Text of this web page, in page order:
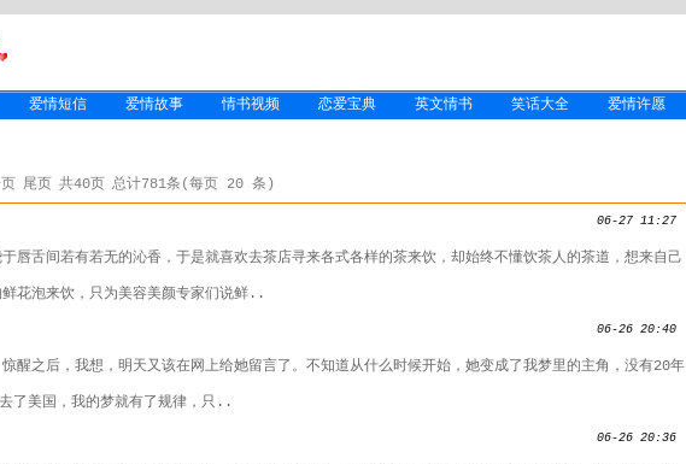
爱情短信 爱情故事 情书视频 恋爱宝典 英文情书 笑话大全 爱情许愿
页 尾页 共40页 总计781条(每页 20 条)
06-27 11:27
唇舌间若有若无的沁香，于是就喜欢去茶店寻来各式各样的茶来饮，却始终不懂饮茶人的茶道，想来自己
花泡来饮，只为美容美颜专家们说鲜..
06-26 20:40
醒之后，我想，明天又该在网上给她留言了。不知道从什么时候开始，她变成了我梦里的主角，没有20年
了美国，我的梦就有了规律，只..
06-26 20:36